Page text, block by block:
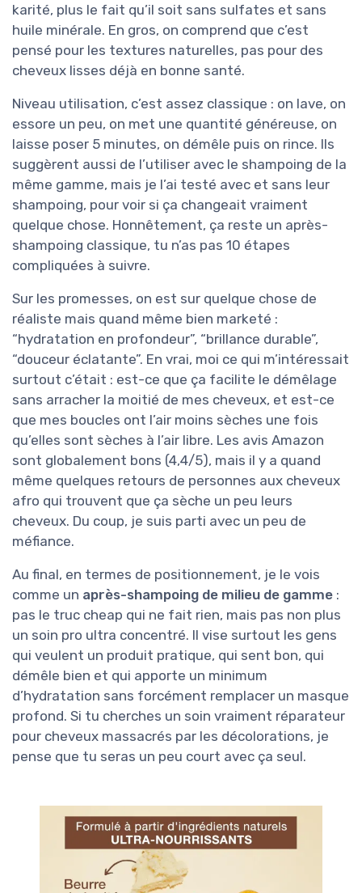
karité, plus le fait qu’il soit sans sulfates et sans
huile minérale. En gros, on comprend que c’est
pensé pour les textures naturelles, pas pour des
cheveux lisses déjà en bonne santé.
Niveau utilisation, c’est assez classique : on lave, on
essore un peu, on met une quantité généreuse, on
laisse poser 5 minutes, on démêle puis on rince. Ils
suggèrent aussi de l’utiliser avec le shampoing de la
même gamme, mais je l’ai testé avec et sans leur
shampoing, pour voir si ça changeait vraiment
quelque chose. Honnêtement, ça reste un après-
shampoing classique, tu n’as pas 10 étapes
compliquées à suivre.
Sur les promesses, on est sur quelque chose de
réaliste mais quand même bien marketé :
“hydratation en profondeur”, “brillance durable”,
“douceur éclatante”. En vrai, moi ce qui m’intéressait
surtout c’était : est-ce que ça facilite le démêlage
sans arracher la moitié de mes cheveux, et est-ce
que mes boucles ont l’air moins sèches une fois
qu’elles sont sèches à l’air libre. Les avis Amazon
sont globalement bons (4,4/5), mais il y a quand
même quelques retours de personnes aux cheveux
afro qui trouvent que ça sèche un peu leurs
cheveux. Du coup, je suis parti avec un peu de
méfiance.
Au final, en termes de positionnement, je le vois
comme un après-shampoing de milieu de gamme :
pas le truc cheap qui ne fait rien, mais pas non plus
un soin pro ultra concentré. Il vise surtout les gens
qui veulent un produit pratique, qui sent bon, qui
démêle bien et qui apporte un minimum
d’hydratation sans forcément remplacer un masque
profond. Si tu cherches un soin vraiment réparateur
pour cheveux massacrés par les décolorations, je
pense que tu seras un peu court avec ça seul.